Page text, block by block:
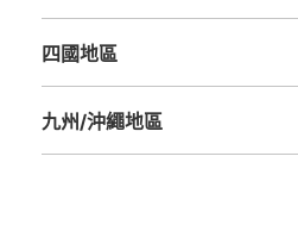
四國地區
九州/沖繩地區